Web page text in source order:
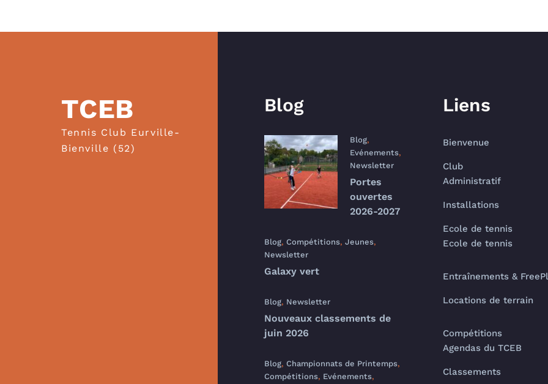
TCEB
Tennis Club Eurville-
Bienville (52)
Blog
Blog,
Evénements,
Newsletter
Portes
ouvertes
2026-2027
Blog, Compétitions, Jeunes,
Newsletter
Galaxy vert
Blog, Newsletter
Nouveaux classements de
juin 2026
Blog, Championnats de Printemps,
Compétitions, Evénements,
Liens
Bienvenue
Club
Administratif
Installations
Ecole de tennis
Ecole de tennis
Entraînements &
Locations de terrain
Compétitions
Agendas du TCEB
Classements